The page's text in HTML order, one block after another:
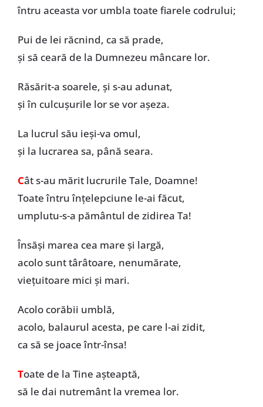
întru aceasta vor umbla toate fiarele codrului;
Pui de lei răcnind, ca să prade,
și să ceară de la Dumnezeu mâncare lor.
Răsărit-a soarele, și s-au adunat,
și în culcușurile lor se vor așeza.
La lucrul său ieși-va omul,
și la lucrarea sa, până seara.
Cât s-au mărit lucrurile Tale, Doamne!
Toate întru înțelepciune le-ai făcut,
umplutu-s-a pământul de zidirea Ta!
Însăși marea cea mare și largă,
acolo sunt târâtoare, nenumărate,
viețuitoare mici și mari.
Acolo corăbii umblă,
acolo, balaurul acesta, pe care l-ai zidit,
ca să se joace într-însa!
Toate de la Tine așteaptă,
să le dai nutremânt la vremea lor.